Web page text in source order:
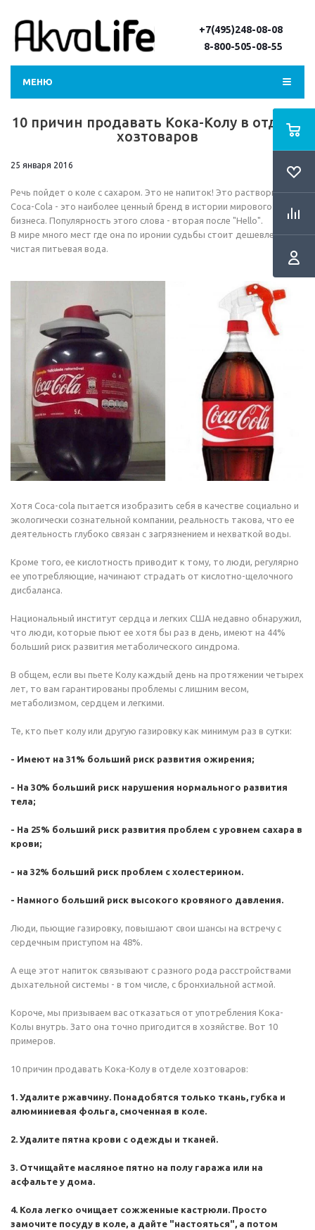
+7(495)248-08-08
8-800-505-08-55
МЕНЮ
10 причин продавать Кока-Колу в отделе
хозтоваров
25 января 2016
Речь пойдет о коле с сахаром. Это не напиток! Это растворитель!
Coca-Cola - это наиболее ценный бренд в истории мирового
бизнеса. Популярность этого слова - вторая после "Hello".
В мире много мест где она по иронии судьбы стоит дешевле, чем
чистая питьевая вода.
Хотя Coca-сola пытается изобразить себя в качестве социально и
экологически сознательной компании, реальность такова, что ее
деятельность глубоко связан с загрязнением и нехваткой воды.
Кроме того, ее кислотность приводит к тому, то люди, регулярно
ее употребляющие, начинают страдать от кислотно-щелочного
дисбаланса.
Национальный институт сердца и легких США недавно обнаружил,
что люди, которые пьют ее хотя бы раз в день, имеют на 44%
больший риск развития метаболического синдрома.
В общем, если вы пьете Колу каждый день на протяжении четырех
лет, то вам гарантированы проблемы с лишним весом,
метаболизмом, сердцем и легкими.
Те, кто пьет колу или другую газировку как минимум раз в сутки:
- Имеют на 31% больший риск развития ожирения;
- На 30% больший риск нарушения нормального развития
тела;
- На 25% больший риск развития проблем с уровнем сахара в
крови;
- на 32% больший риск проблем с холестерином.
- Намного больший риск высокого кровяного давления.
Люди, пьющие газировку, повышают свои шансы на встречу с
сердечным приступом на 48%.
А еще этот напиток связывают с разного рода расстройствами
дыхательной системы - в том числе, с бронхиальной астмой.
Короче, мы призываем вас отказаться от употребления Кока-
Колы внутрь. Зато она точно пригодится в хозяйстве. Вот 10
примеров.
10 причин продавать Кока-Колу в отделе хозтоваров:
1. Удалите ржавчину. Понадобятся только ткань, губка и
алюминиевая фольга, смоченная в коле.
2. Удалите пятна крови с одежды и тканей.
3. Отчищайте масляное пятно на полу гаража или на
асфальте у дома.
4. Кола легко очищает сожженные кастрюли. Просто
замочите посуду в коле, а дайте "настояться", а потом